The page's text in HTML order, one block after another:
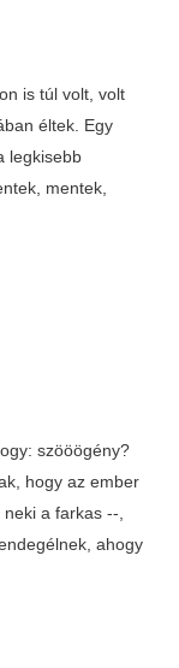
is túl volt, volt
éltek. Egy
legkisebb
mentek,
szööögény?
hogy az ember
a farkas --,
ahogy